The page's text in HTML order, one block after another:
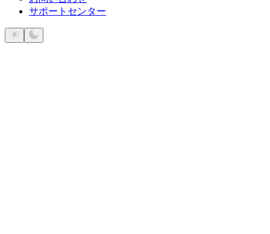
サポートセンター